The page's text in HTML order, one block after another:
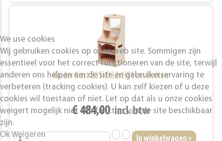
Kinder Kast B35xD32xH81 cm Berken
€ 484,00 incl. btw
We use cookies
Wij gebruiken cookies op onze web site. Sommigen zijn
essentieel voor het correct functioneren van de site, terwijl
anderen ons helpen om de site en gebruikerservaring te
verbeteren (tracking cookies). U kan zelf kiezen of u deze
cookies wil toestaan of niet. Let op dat als u onze cookies
weigert mogelijk niet alle functies van de site beschikbaar
zijn.
OkWeigeren